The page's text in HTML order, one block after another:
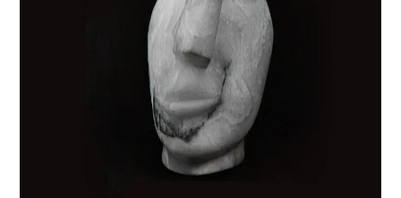
CATALOGUE DES OEUVRES
ANIMAUX & PLANTES
BIBLIQUE
ENGAGEMENTS & SOCIÉTÉ
MUSIQUE & DANSE
VIE & SENTIMENTS
VISAGES